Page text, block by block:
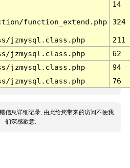
14
function_extend.php 324
jzmysql.class.php
211
jzmysql.class.php
62
jzmysql.class.php
94
jzmysql.class.php 76
信息详细记录, 由此给您带来的访问不便我
们深感歉意.